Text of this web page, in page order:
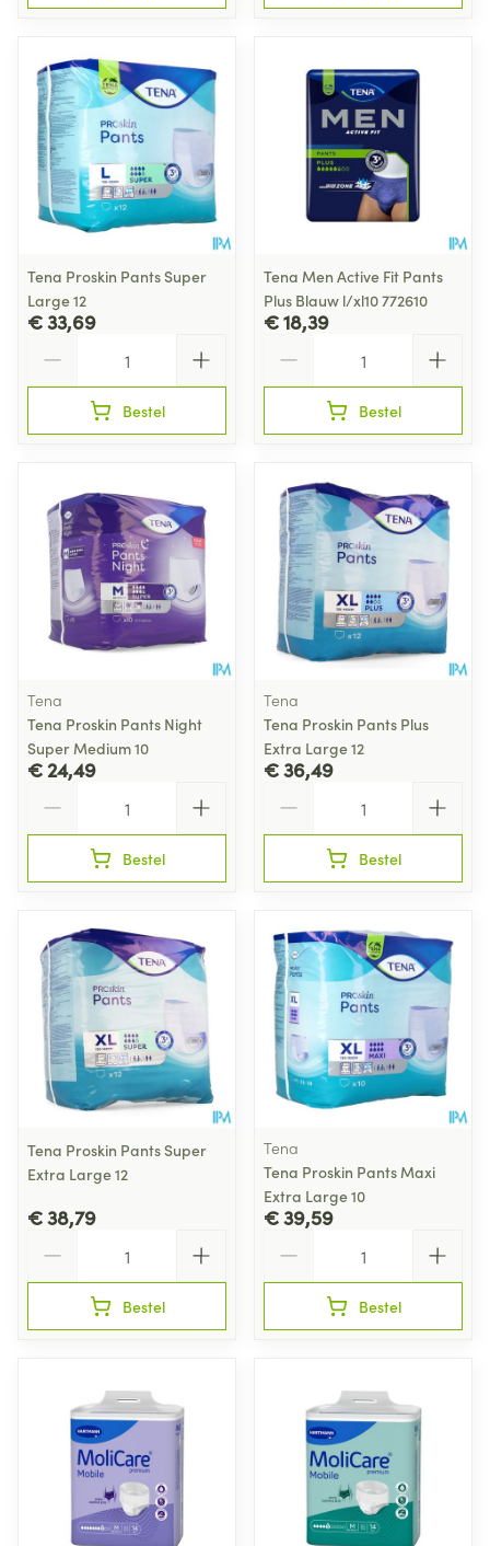
Tena Proskin Pants Super
Large 12
€ 33,69
Bestel
Tena Men Active Fit Pants
Plus Blauw l/xl10 772610
€ 18,39
Bestel
Tena
Tena Proskin Pants Night
Super Medium 10
€ 24,49
Bestel
Tena
Tena Proskin Pants Plus
Extra Large 12
€ 36,49
Bestel
Tena Proskin Pants Super
Extra Large 12
€ 38,79
Bestel
Tena
Tena Proskin Pants Maxi
Extra Large 10
€ 39,59
Bestel